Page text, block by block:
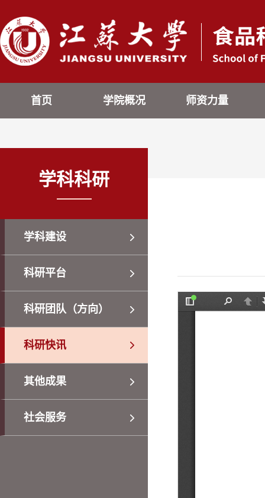
首页 学院概况 师资力量
学科科研
学科建设
科研平台
科研团队（方向）
科研快讯
其他成果
社会服务